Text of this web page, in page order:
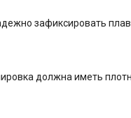
зафиксировать
должна иметь